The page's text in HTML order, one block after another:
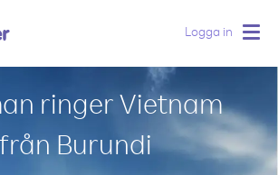
Logga in
ringer Vietnam
från Burundi